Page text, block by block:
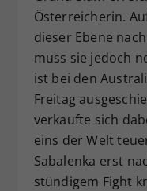
Österreicherin.
dieser Ebene
muss sie jedoch
ist bei den
Freitag
verkaufte sich
eins der Welt
Sabalenka erst
stündigem Fight
Zweck
hat.